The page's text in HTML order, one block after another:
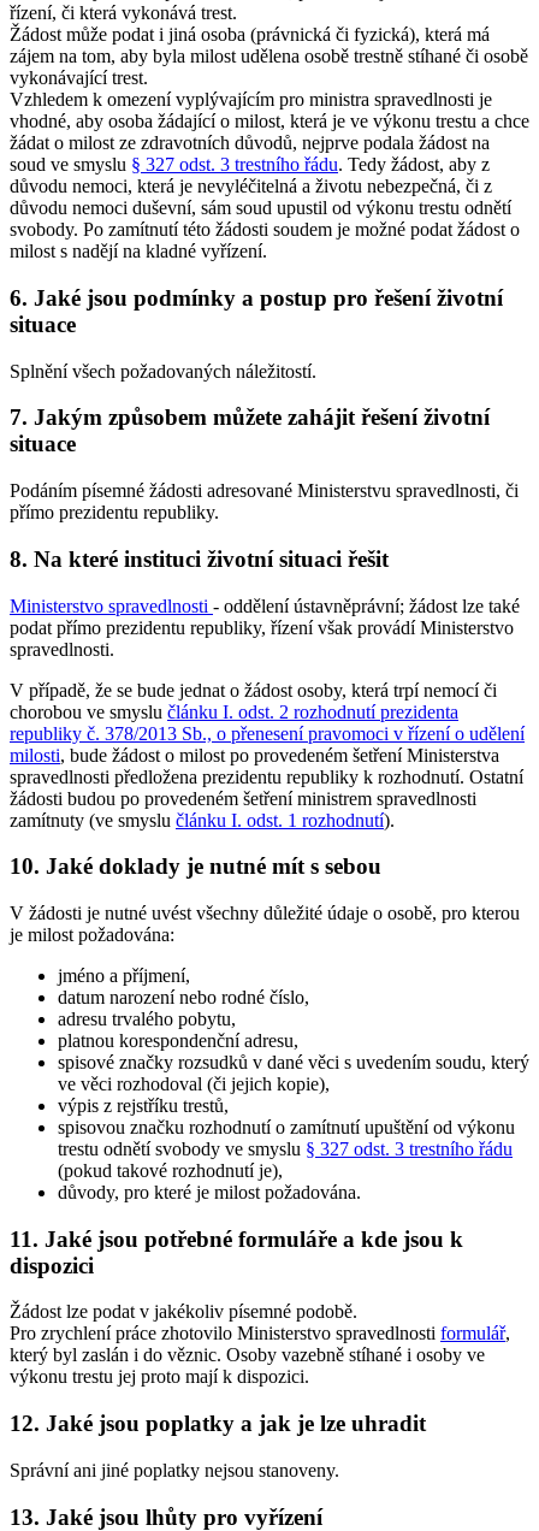
řízení, či která vykonává trest.
Žádost může podat i jiná osoba (právnická či fyzická), která má
zájem na tom, aby byla milost udělena osobě trestně stíhané či osobě
vykonávající trest.
Vzhledem k omezení vyplývajícím pro ministra spravedlnosti je
vhodné, aby osoba žádající o milost, která je ve výkonu trestu a chce
žádat o milost ze zdravotních důvodů, nejprve podala žádost na
soud ve smyslu § 327 odst. 3 trestního řádu. Tedy žádost, aby z
důvodu nemoci, která je nevyléčitelná a životu nebezpečná, či z
důvodu nemoci duševní, sám soud upustil od výkonu trestu odnětí
svobody. Po zamítnutí této žádosti soudem je možné podat žádost o
milost s nadějí na kladné vyřízení.
6. Jaké jsou podmínky a postup pro řešení životní
situace
Splnění všech požadovaných náležitostí.
7. Jakým způsobem můžete zahájit řešení životní
situace
Podáním písemné žádosti adresované Ministerstvu spravedlnosti, či
přímo prezidentu republiky.
8. Na které instituci životní situaci řešit
Ministerstvo spravedlnosti - oddělení ústavněprávní; žádost lze také
podat přímo prezidentu republiky, řízení však provádí Ministerstvo
spravedlnosti.
V případě, že se bude jednat o žádost osoby, která trpí nemocí či
chorobou ve smyslu článku I. odst. 2 rozhodnutí prezidenta
republiky č. 378/2013 Sb., o přenesení pravomoci v řízení o udělení
milosti, bude žádost o milost po provedeném šetření Ministerstva
spravedlnosti předložena prezidentu republiky k rozhodnutí. Ostatní
žádosti budou po provedeném šetření ministrem spravedlnosti
zamítnuty (ve smyslu článku I. odst. 1 rozhodnutí).
10. Jaké doklady je nutné mít s sebou
V žádosti je nutné uvést všechny důležité údaje o osobě, pro kterou
je milost požadována:
jméno a příjmení,
datum narození nebo rodné číslo,
adresu trvalého pobytu,
platnou korespondenční adresu,
spisové značky rozsudků v dané věci s uvedením soudu, který
ve věci rozhodoval (či jejich kopie),
výpis z rejstříku trestů,
spisovou značku rozhodnutí o zamítnutí upuštění od výkonu
trestu odnětí svobody ve smyslu § 327 odst. 3 trestního řádu
(pokud takové rozhodnutí je),
důvody, pro které je milost požadována.
11. Jaké jsou potřebné formuláře a kde jsou k
dispozici
Žádost lze podat v jakékoliv písemné podobě.
Pro zrychlení práce zhotovilo Ministerstvo spravedlnosti formulář,
který byl zaslán i do věznic. Osoby vazebně stíhané i osoby ve
výkonu trestu jej proto mají k dispozici.
12. Jaké jsou poplatky a jak je lze uhradit
Správní ani jiné poplatky nejsou stanoveny.
13. Jaké jsou lhůty pro vyřízení